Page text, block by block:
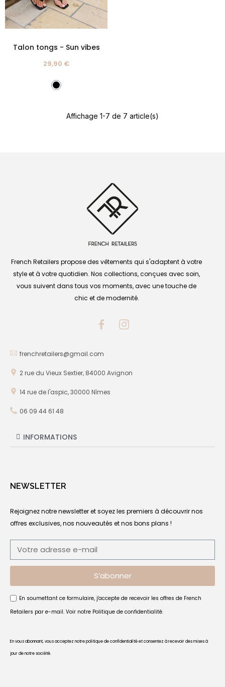
Talon tongs - Sun vibes
29,90 €
Affichage 1-7 de 7 article(s)
French Retailers propose des vêtements qui s'adaptent à votre
style et à votre quotidien. Nos collections, conçues avec soin,
vous suivent dans tous vos moments, avec une touche de
chic et de modernité.
frenchretailers@gmail.com
2 rue du Vieux Sextier, 84000 Avignon
14 rue de l'aspic, 30000 Nîmes
06 09 44 61 48
INFORMATIONS
NEWSLETTER
Rejoignez notre newsletter et soyez les premiers à découvrir nos
offres exclusives, nos nouveautés et nos bons plans !
S’abonner
En soumettant ce formulaire, j'accepte de recevoir les offres de French
Retailers par e-mail. Voir notre Politique de confidentialité.
En vous abonnant, vous acceptez notre politique de confidentialité et consentez à recevoir des mises à
jour de notre société.